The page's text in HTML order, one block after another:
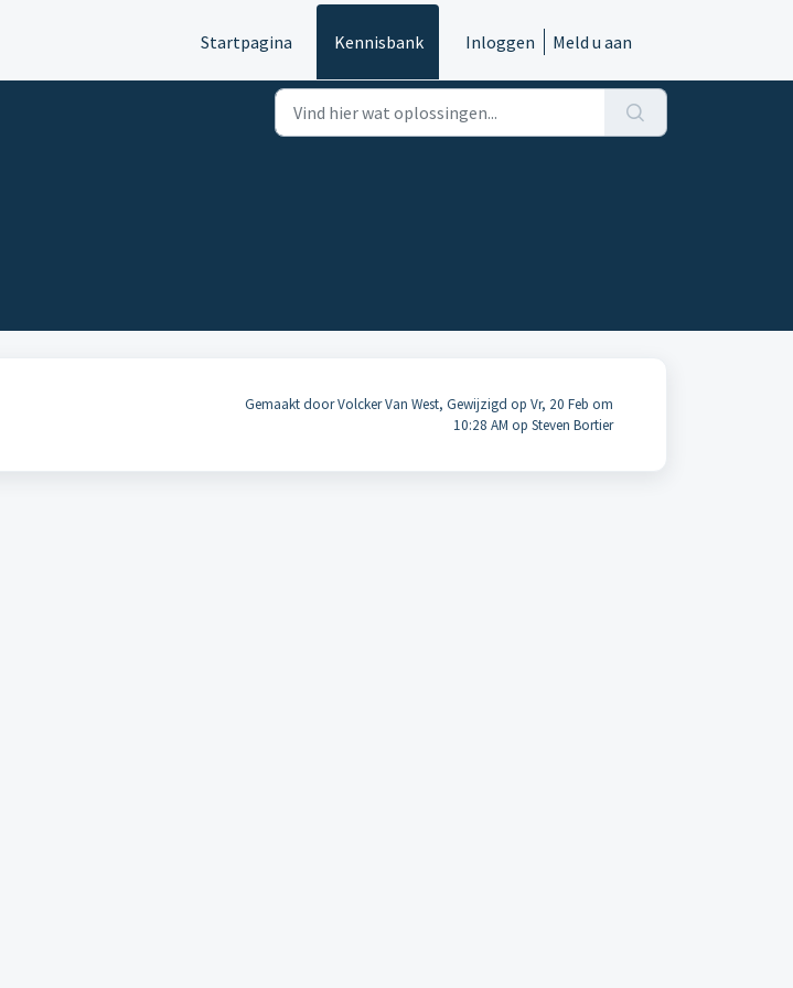
Startpagina Kennisbank Inloggen Meld u aan
Gemaakt door Volcker Van West, Gewijzigd op Vr, 20 Feb om
10:28 AM op Steven Bortier